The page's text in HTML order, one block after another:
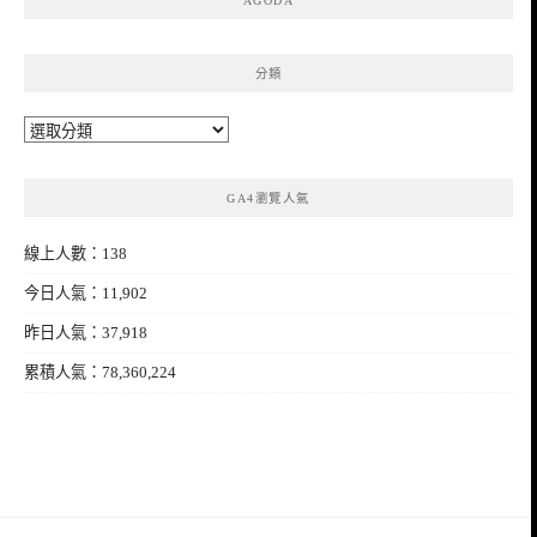
分類
分
GA4瀏覽人氣
線上人數：138
今日人氣：11,902
昨日人氣：37,918
累積人氣：78,360,224